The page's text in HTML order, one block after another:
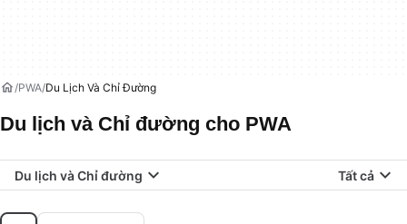
PWA Du Lịch Và Chỉ Đường
Du lịch và Chỉ đường cho PWA
Du lịch và Chỉ đường Tất cả